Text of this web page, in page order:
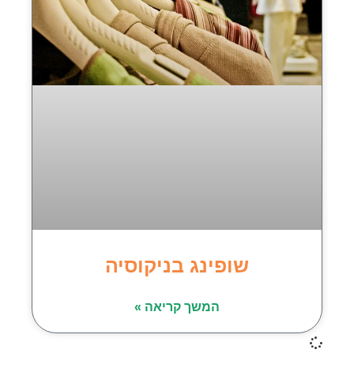
שופינג בניקוסיה
המשך קריאה »